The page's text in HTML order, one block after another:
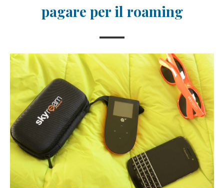
pagare per il roaming